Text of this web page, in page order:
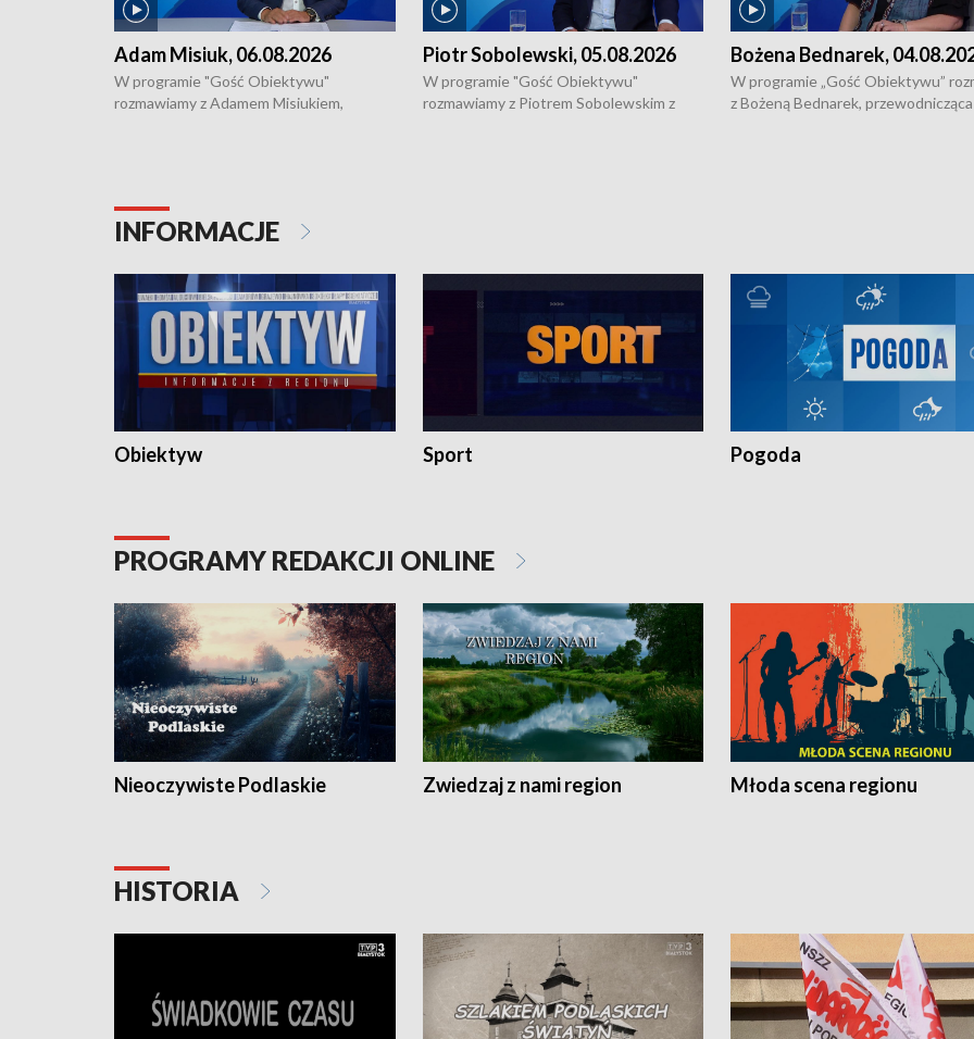
Adam Misiuk, 06.08.2026
W programie "Gość Obiektywu"
rozmawiamy z Adamem Misiukiem,
Piotr Sobolewski, 05.08.2026
W programie "Gość Obiektywu"
rozmawiamy z Piotrem Sobolewskim z
Bożena Bednarek,
W programie „Gość Obiektywu”
z Bożeną Bednarek, przewodnicząca
INFORMACJE
Obiektyw Sport Pogoda
PROGRAMY REDAKCJI ONLINE
Nieoczywiste Podlaskie Zwiedzaj z nami region Młoda scena regionu
HISTORIA